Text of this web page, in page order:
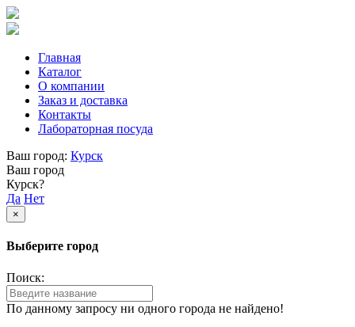
Главная
Каталог
О компании
Заказ и доставка
Контакты
Лабораторная посуда
Ваш город: Курск
Ваш город
Курск?
Да Нет
×
Выберите город
Поиск:
По данному запросу ни одного города не найдено!